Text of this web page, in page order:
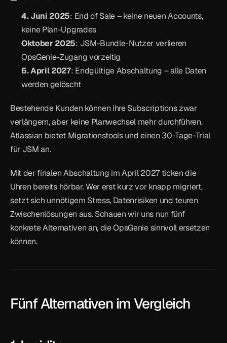
4. Juni 2025: End of Sale – keine neuen Accounts,
keine Plan-Upgrades
Oktober 2025: JSM-Bundle-Nutzer verlieren
OpsGenie-Zugang vorzeitig
5. April 2027: Endgültige Abschaltung – alle Daten
werden gelöscht
Bestehende Kunden können ihre Subscriptions zwar
verlängern, aber keine Planwechsel mehr durchführen.
Atlassian bietet Migrationstools und einen 30-Tage-Trial
für JSM an.
Mit der finalen Abschaltung im April 2027 ticken die
Uhren bereits hörbar. Wer erst kurz vor knapp migriert,
setzt sich unnötigem Stress, Datenrisiken und teuren
Zwischenlösungen aus. Schauen wir uns nun fünf
konkrete Alternativen an, die OpsGenie sinnvoll ersetzen
können.
Fünf Alternativen im Vergleich